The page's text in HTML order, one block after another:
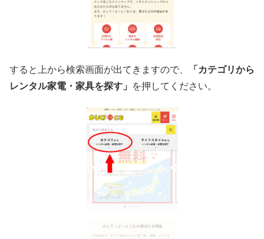
すると上から検索画面が出てきますので、
「カテゴリから
レンタル家電・家具を探す」
を押してください。